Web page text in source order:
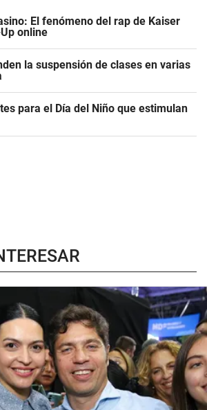
El fenómeno del rap de Kaiser
online
la suspensión de clases en varias
para el Día del Niño que estimulan